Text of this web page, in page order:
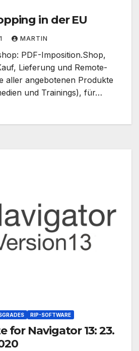
in der EU
MARTIN
PDF-Imposition.Shop,
Lieferung und Remote-
aller angebotenen Produkte
und Trainings), für…
RIP-SOFTWARE
Navigator 13: 23.